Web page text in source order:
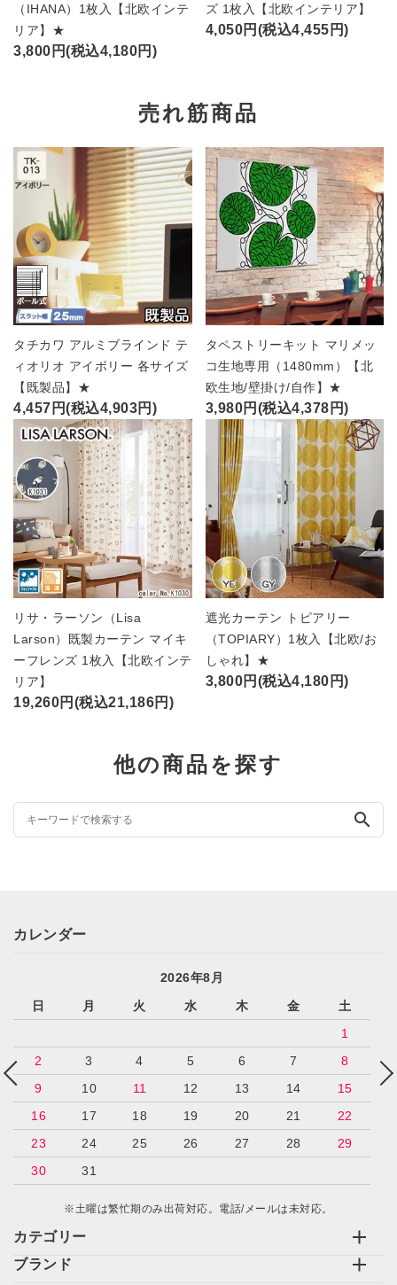
（IHANA）1枚入【北欧インテ
リア】★
3,800円(税込4,180円)
ズ 1枚入【北欧インテリア】
4,050円(税込4,455円)
売れ筋商品
タチカワ アルミブラインド テ
ィオリオ アイボリー 各サイズ
【既製品】★
4,457円(税込4,903円)
タペストリーキット マリメッ
コ生地専用（1480mm）【北
欧生地/壁掛け/自作】★
3,980円(税込4,378円)
リサ・ラーソン（Lisa
Larson）既製カーテン マイキ
ーフレンズ 1枚入【北欧インテ
リア】
19,260円(税込21,186円)
遮光カーテン トピアリー
（TOPIARY）1枚入【北欧/お
しゃれ】★
3,800円(税込4,180円)
他の商品を探す
search
カテゴリー
ブランド
カレンダー
2026年8月
日
月 火 水 木 金
土
1
2
3 4 5 6 7
8
9
10 11 12 13 14
15
16
17 18 19 20 21
22
23
24 25 26 27 28
29
30
31
※土曜は繁忙期のみ出荷対応。電話/メールは未対応。